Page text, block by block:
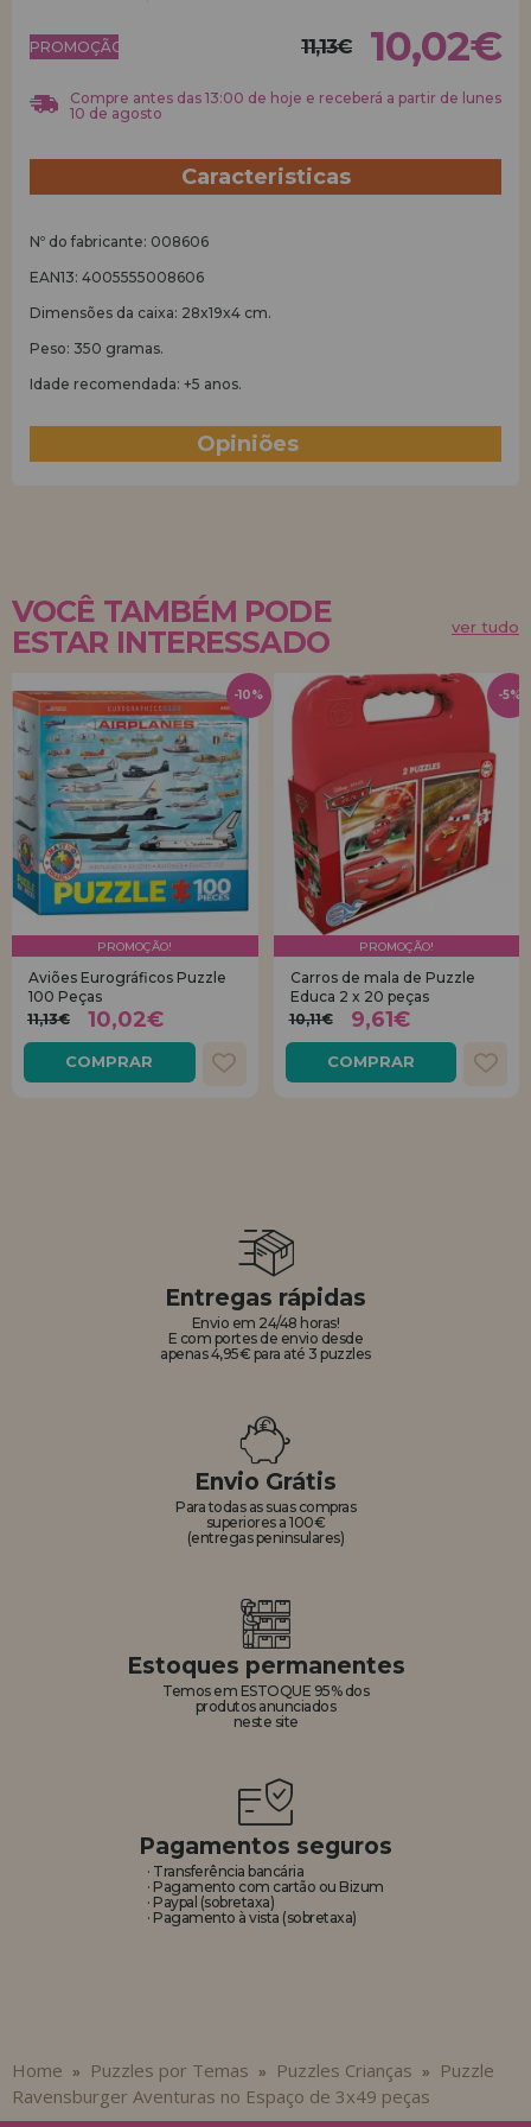
REGISTRO DE REVENDEDOR
PROMOÇÃO! 11,13€ 10,02€
Compre antes das 13:00 de hoje e receberá a partir de lunes
10 de agosto
Caracteristicas
Nº do fabricante: 008606
EAN13: 4005555008606
Dimensões da caixa: 28x19x4 cm.
Peso: 350 gramas.
Idade recomendada: +5 anos.
Opiniões
VOCÊ TAMBÉM PODE
ESTAR INTERESSADO
ver tudo
PROMOÇÃO!
Aviões Eurográficos Puzzle
100 Peças
11,13€
10,02€
COMPRAR
-10%
PROMOÇÃO!
Carros de mala de Puzzle
Educa 2 x 20 peças
10,11€
9,61€
COMPRAR
-5%
Entregas rápidas
Envio em 24/48 horas!
E com portes de envio desde
apenas 4,95€ para até 3 puzzles
Envio Grátis
Para todas as suas compras
superiores a 100€
(entregas peninsulares)
Estoques permanentes
Temos em ESTOQUE 95% dos
produtos anunciados
neste site
Pagamentos seguros
· Transferência bancária
· Pagamento com cartão ou Bizum
· Paypal (sobretaxa)
· Pagamento à vista (sobretaxa)
Home » Puzzles por Temas » Puzzles Crianças »
Puzzle
Ravensburger Aventuras no Espaço de 3x49 peças